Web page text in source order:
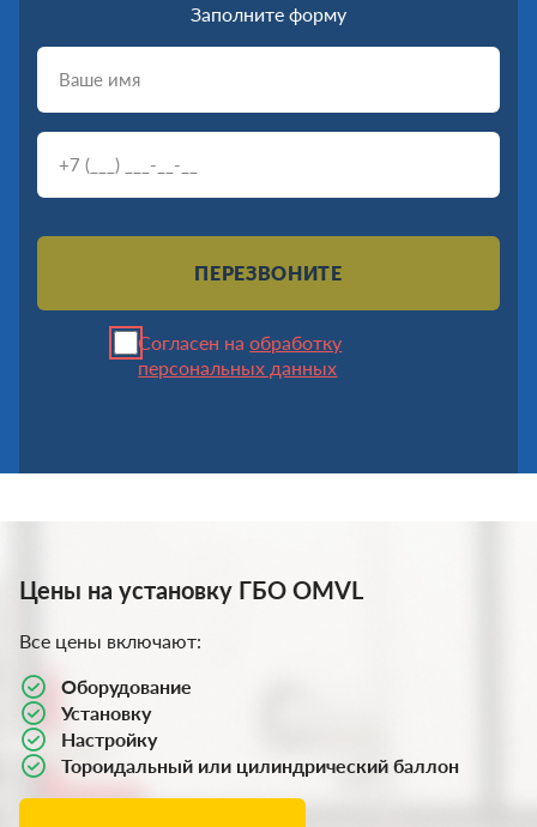
Заполните форму
ПЕРЕЗВОНИТЕ
Согласен наобработку
персональных данных
Цены на установку ГБО OMVL
Все цены включают:
Оборудование
Установку
Настройку
Тороидальный или цилиндрический баллон